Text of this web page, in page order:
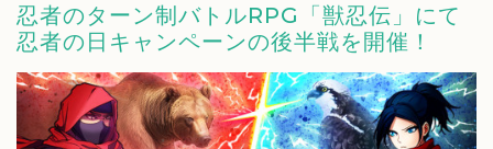
忍者のターン制バトルRPG「獣忍伝」にて
忍者の日キャンペーンの後半戦を開催！